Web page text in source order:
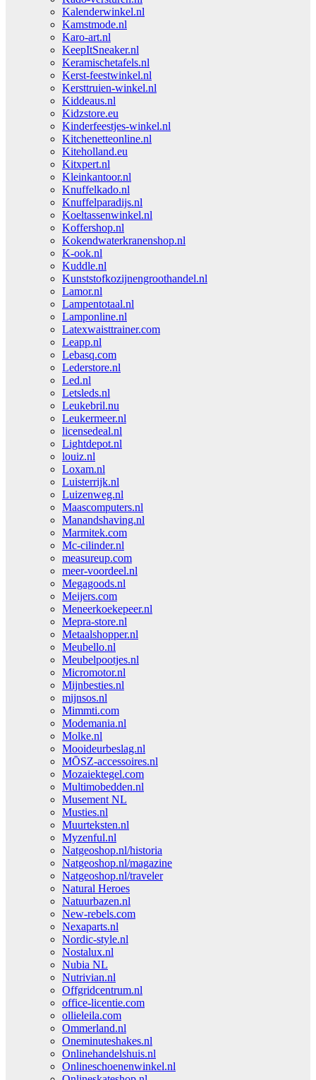
Kalenderwinkel.nl
Kamstmode.nl
Karo-art.nl
KeepItSneaker.nl
Keramischetafels.nl
Kerst-feestwinkel.nl
Kersttruien-winkel.nl
Kiddeaus.nl
Kidzstore.eu
Kinderfeestjes-winkel.nl
Kitchenetteonline.nl
Kiteholland.eu
Kitxpert.nl
Kleinkantoor.nl
Knuffelkado.nl
Knuffelparadijs.nl
Koeltassenwinkel.nl
Koffershop.nl
Kokendwaterkranenshop.nl
K-ook.nl
Kuddle.nl
Kunststofkozijnengroothandel.nl
Lamor.nl
Lampentotaal.nl
Lamponline.nl
Latexwaisttrainer.com
Leapp.nl
Lebasq.com
Lederstore.nl
Led.nl
Letsleds.nl
Leukebril.nu
Leukermeer.nl
licensedeal.nl
Lightdepot.nl
louiz.nl
Loxam.nl
Luisterrijk.nl
Luizenweg.nl
Maascomputers.nl
Manandshaving.nl
Marmitek.com
Mc-cilinder.nl
measureup.com
meer-voordeel.nl
Megagoods.nl
Meijers.com
Meneerkoekepeer.nl
Mepra-store.nl
Metaalshopper.nl
Meubello.nl
Meubelpootjes.nl
Micromotor.nl
Mijnbesties.nl
mijnsos.nl
Mimmti.com
Modemania.nl
Molke.nl
Mooideurbeslag.nl
MŌSZ-accessoires.nl
Mozaiektegel.com
Multimobedden.nl
Musement NL
Musties.nl
Muurteksten.nl
Myzenful.nl
Natgeoshop.nl/historia
Natgeoshop.nl/magazine
Natgeoshop.nl/traveler
Natural Heroes
Natuurbazen.nl
New-rebels.com
Nexaparts.nl
Nordic-style.nl
Nostalux.nl
Nubia NL
Nutrivian.nl
Offgridcentrum.nl
office-licentie.com
ollieleila.com
Ommerland.nl
Oneminuteshakes.nl
Onlinehandelshuis.nl
Onlineschoenenwinkel.nl